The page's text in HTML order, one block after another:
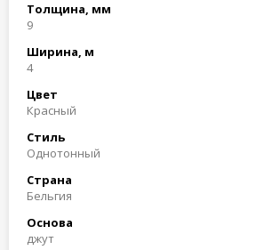
Толщина, мм
9
Ширина, м
4
Цвет
Красный
Стиль
Однотонный
Страна
Бельгия
Основа
джут